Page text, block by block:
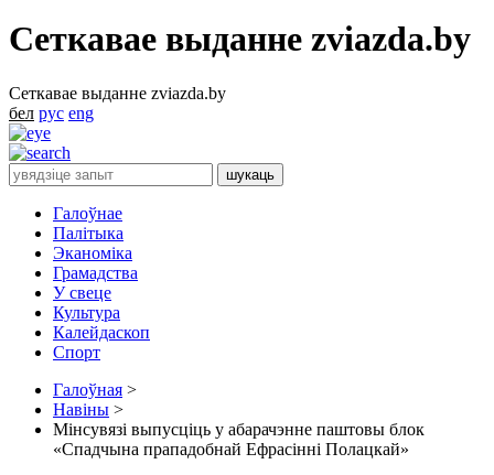
Сеткавае выданне zviazda.by
Сеткавае выданне zviazda.by
бел рус eng
Галоўнае
Палітыка
Эканоміка
Грамадства
У свеце
Культура
Калейдаскоп
Спорт
Галоўная >
Навіны >
Мінсувязі выпусціць у абарачэнне паштовы блок
«Спадчына прападобнай Ефрасінні Полацкай»